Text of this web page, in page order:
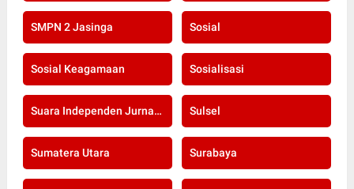
SMPN 2 Jasinga Sosial
Sosial Keagamaan Sosialisasi
Suara Independen Jurnalis Indonesia Sulsel
Sumatera Utara Surabaya